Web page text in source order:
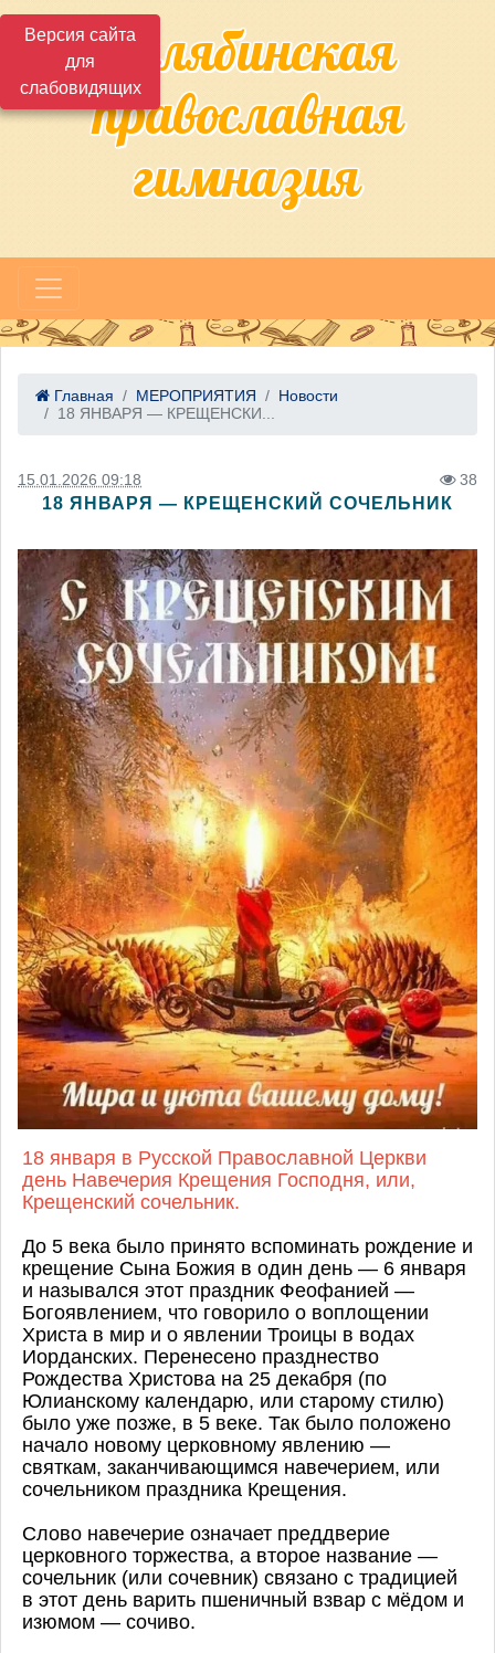
Версия сайта
для
слабовидящихЧелябинская
православная
гимназия
Главная МЕРОПРИЯТИЯ
Новости
18 ЯНВАРЯ — КРЕЩЕНСКИ...
15.01.2026 09:18 38
18 ЯНВАРЯ — КРЕЩЕНСКИЙ СОЧЕЛЬНИК
18 января в Русской Православной Церкви
день Навечерия Крещения Господня, или,
Крещенский сочельник.
До 5 века было принято вспоминать рождение и
крещение Сына Божия в один день — 6 января
и назывался этот праздник Феофанией —
Богоявлением, что говорило о воплощении
Христа в мир и о явлении Троицы в водах
Иорданских. Перенесено празднество
Рождества Христова на 25 декабря (по
Юлианскому календарю, или старому стилю)
было уже позже, в 5 веке. Так было положено
начало новому церковному явлению —
святкам, заканчивающимся навечерием, или
сочельником праздника Крещения.
Слово навечерие означает преддверие
церковного торжества, а второе название —
сочельник (или сочевник) связано с традицией
в этот день варить пшеничный взвар с мёдом и
изюмом — сочиво.